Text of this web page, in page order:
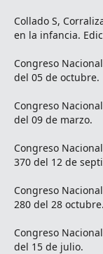
Collado S,
en la infancia.
Congreso
del 05 de octubre.
Congreso
del 09 de marzo.
Congreso
370 del 12 de
Congreso
280 del 28 octubre.
Congreso
del 15 de julio.